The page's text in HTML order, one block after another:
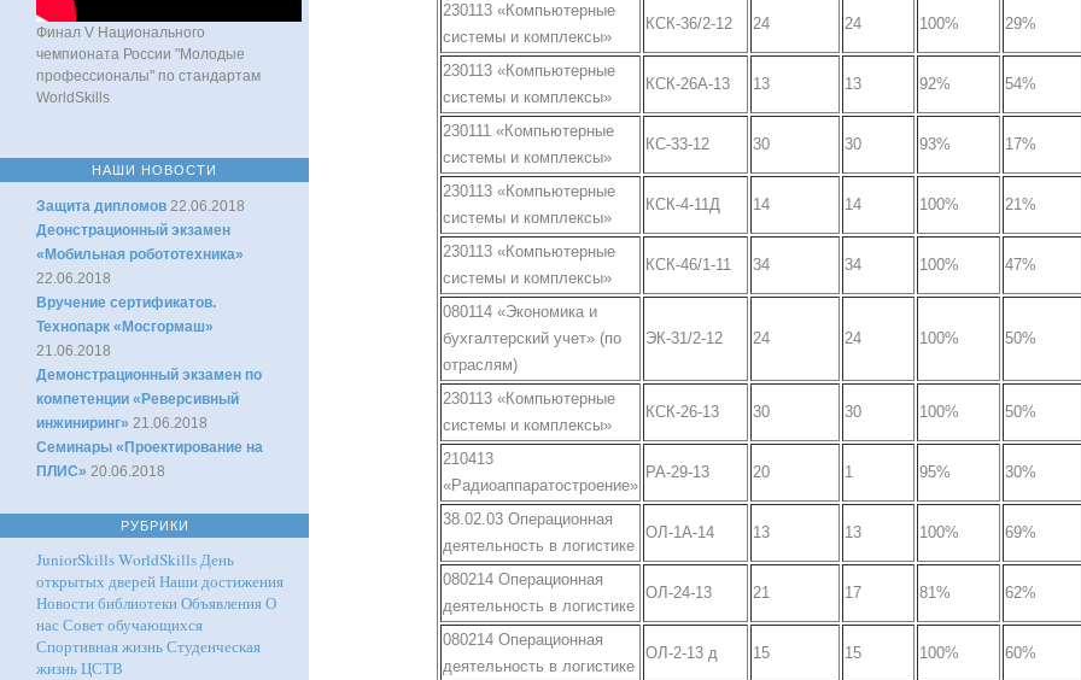
Финал V Национального
чемпионата России "Молодые
профессионалы" по стандартам
WorldSkills
НАШИ НОВОСТИ
Защита дипломов 22.06.2018
Деонстрационный экзамен
«Мобильная робототехника»
22.06.2018
Вручение сертификатов.
Технопарк «Мосгормаш»
21.06.2018
Демонстрационный экзамен по
компетенции «Реверсивный
инжиниринг» 21.06.2018
Семинары «Проектирование на
ПЛИС» 20.06.2018
РУБРИКИ
JuniorSkillsWorldSkillsДень
открытых дверейНаши достижения
Новости библиотекиОбъявленияО
насСовет обучающихся
Спортивная жизньСтуденческая
жизньЦСТВ
230113 «Компьютерные
системы и комплексы»
КСК-36/2-12 24 24 100% 29%
230113 «Компьютерные
системы и комплексы»
КСК-26А-13 13 13 92% 54%
230111 «Компьютерные
системы и комплексы»
КС-33-12 30 30 93% 17%
230113 «Компьютерные
системы и комплексы»
КСК-4-11Д 14 14 100% 21%
230113 «Компьютерные
системы и комплексы»
КСК-46/1-11 34 34 100% 47%
080114 «Экономика и
бухгалтерский учет» (по
отраслям)
ЭК-31/2-12 24 24 100% 50%
230113 «Компьютерные
системы и комплексы»
КСК-26-13 30 30 100% 50%
210413
«Радиоаппаратостроение»
РА-29-13 20 1 95% 30%
38.02.03 Операционная
деятельность в логистике
ОЛ-1А-14 13 13 100% 69%
080214 Операционная
деятельность в логистике
ОЛ-24-13 21 17 81% 62%
080214 Операционная
деятельность в логистике
ОЛ-2-13 д 15 15 100% 60%